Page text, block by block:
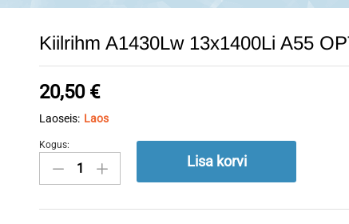
Kiilrihm A1430Lw 13x1400Li A55
20,50 €
Laoseis: Laos
Kiilrihm
A1430Lw
A55
Kogus:
Lisa korvi